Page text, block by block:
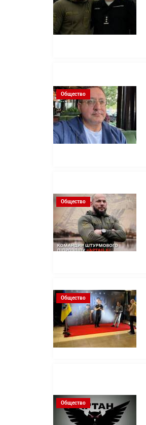
Общество
Общество
Общество
Общество